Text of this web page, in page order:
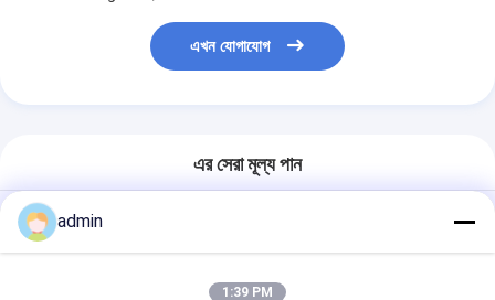
এখন যোগাযোগ
এর সেরা মূল্য পান
Decoloring মেশিন
admin
1:39 PM